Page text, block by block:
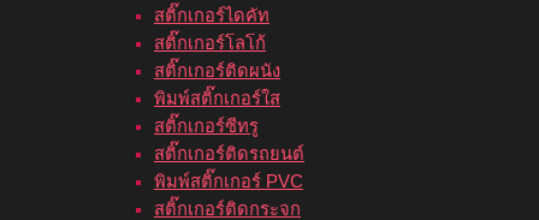
สติ๊กเกอร์ไดคัท
สติ๊กเกอร์โลโก้
สติ๊กเกอร์ติดผนัง
พิมพ์สติ๊กเกอร์ใส
สติ๊กเกอร์ซีทรู
สติ๊กเกอร์ติดรถยนต์
พิมพ์สติ๊กเกอร์ PVC
สติ๊กเกอร์ติดกระจก